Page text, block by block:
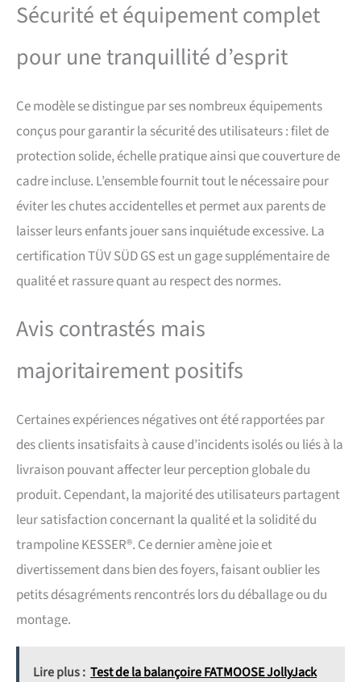
les outils sont inclus, ce qui
garantit un montage rapide et
pratique offre un espace de
Sécurité et équipement complet
pour une tranquillité d’esprit
Ce modèle se distingue par ses nombreux équipements
conçus pour garantir la sécurité des utilisateurs : filet de
protection solide, échelle pratique ainsi que couverture de
cadre incluse. L’ensemble fournit tout le nécessaire pour
éviter les chutes accidentelles et permet aux parents de
laisser leurs enfants jouer sans inquiétude excessive. La
certification TÜV SÜD GS est un gage supplémentaire de
qualité et rassure quant au respect des normes.
Avis contrastés mais
majoritairement positifs
Certaines expériences négatives ont été rapportées par
des clients insatisfaits à cause d’incidents isolés ou liés à la
livraison pouvant affecter leur perception globale du
produit. Cependant, la majorité des utilisateurs partagent
leur satisfaction concernant la qualité et la solidité du
trampoline KESSER®. Ce dernier amène joie et
divertissement dans bien des foyers, faisant oublier les
petits désagréments rencontrés lors du déballage ou du
montage.
Lire plus : Test de la balançoire FATMOOSE JollyJack